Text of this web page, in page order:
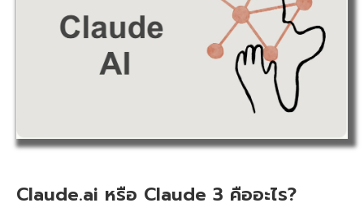
Claude.ai หรือ Claude 3 คืออะไร?